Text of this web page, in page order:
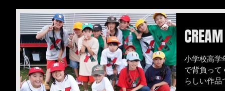
小学校高学
で背負って
らしい作